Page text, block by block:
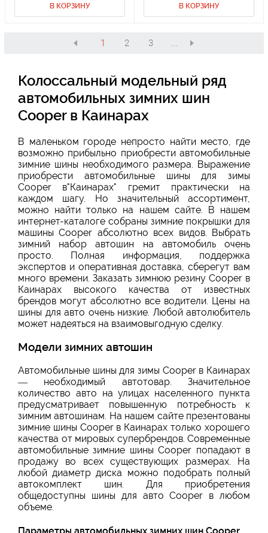
В КОРЗИНУ В КОРЗИНУ
1 2 3 ...
Колоссальный модельный ряд
автомобильных зимних шин
Cooper в Каинарах
В маленьком городе непросто найти место, где
возможно прибыльно приобрести автомобильные
зимние шины необходимого размера. Выражение
приобрести автомобильные шины для зимы
Cooper в"Каинарах" гремит практически на
каждом шагу. Но значительный ассортимент,
можно найти только на нашем сайте. В нашем
интернет-каталоге собраны зимние покрышки для
машины Cooper абсолютно всех видов. Выбрать
зимний набор автошин на автомобиль очень
просто. Полная информация, поддержка
экспертов и оперативная доставка, сберегут вам
много времени. Заказать зимнюю резину Cooper в
Каинарах высокого качества от известных
брендов могут абсолютно все водители. Цены на
шины для авто очень низкие. Любой автолюбитель
может надеяться на взаимовыгодную сделку.
Модели зимних автошин
Автомобильные шины для зимы Cooper в Каинарах
— необходимый автотовар. Значительное
количество авто на улицах населенного пункта
предусматривает повышенную потребность к
зимним автошинам. На нашем сайте презентованы
зимние шины Cooper в Каинарах только хорошего
качества от мировых супербрендов. Современные
автомобильные зимние шины Cooper попадают в
продажу во всех существующих размерах. На
любой диаметр диска можно подобрать полный
автокомплект шин. Для приобретения
общедоступны шины для авто Cooper в любом
объеме.